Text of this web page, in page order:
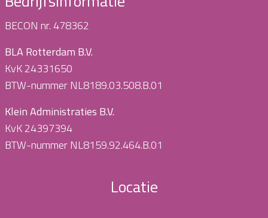
BECON nr. 478362
BLA Rotterdam B.V.
KvK 24331650
BTW-nummer NL8189.03.508.B.01
Klein Administraties B.V.
KvK 24397394
BTW-nummer NL8159.92.464.B.01
Locatie